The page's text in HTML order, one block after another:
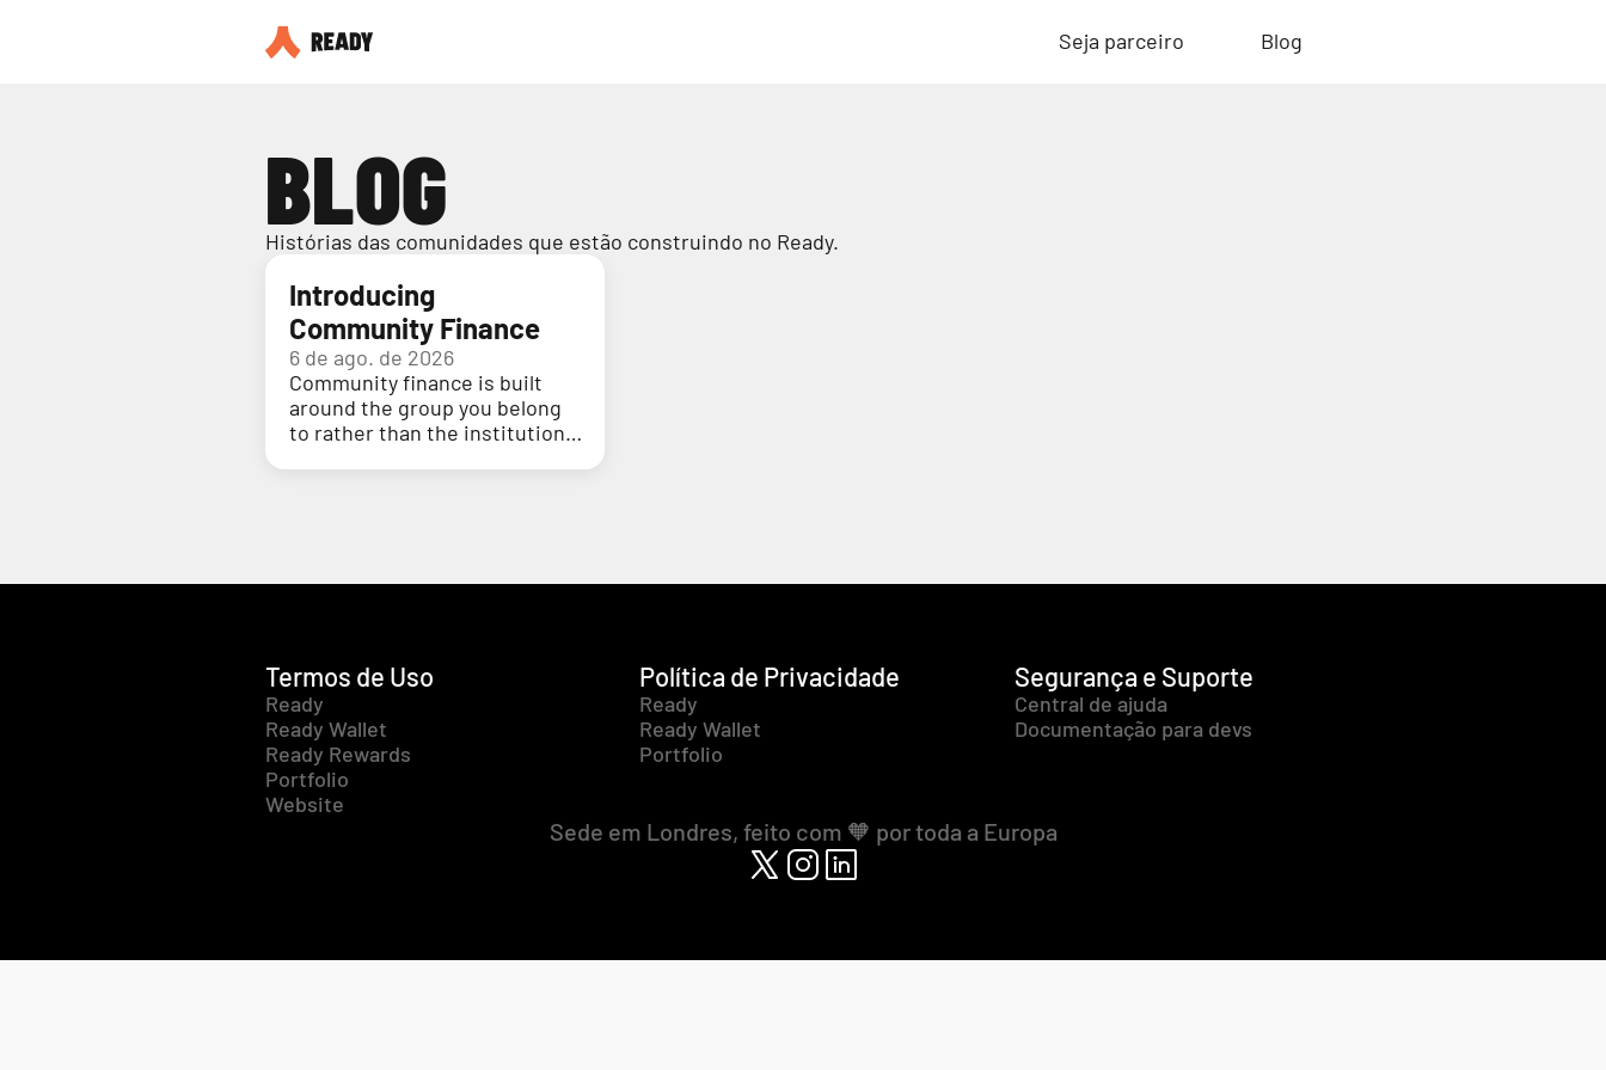
Seja parceiro Blog
BLOG
Histórias das comunidades que estão construindo no Ready.
Introducing
Community Finance
6 de ago. de 2026
Community finance is built
around the group you belong
to rather than the institution
Termos de Uso
Ready
Ready Wallet
Ready Rewards
Portfolio
Website
Política de Privacidade
Ready
Ready Wallet
Portfolio
Segurança e Suporte
Central de ajuda
Documentação para devs
Sede em Londres, feito com 🧡 por toda a Europa